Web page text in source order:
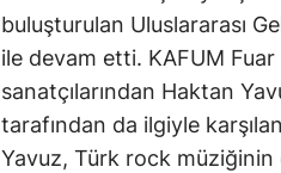
buluşturulan Uluslararası
ile devam etti. KAFUM
sanatçılarından Haktan
tarafından da ilgiyle
Yavuz, Türk rock müziğinin